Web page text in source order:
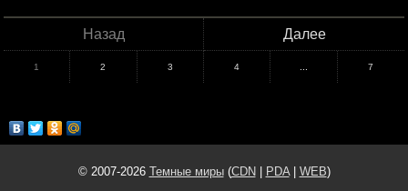
Назад Далее
1 2 3 4 7
© 2007-2026 Темные миры(CDN PDA| WEB)